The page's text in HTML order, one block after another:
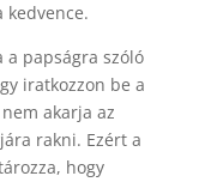
kedvence.
a papságra szóló
iratkozzon be a
akarja az
rakni. Ezért a
hogy